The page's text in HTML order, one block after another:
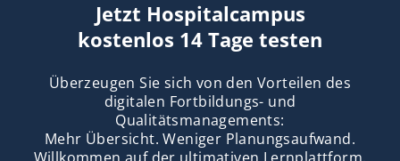
Jetzt Hospitalcampus
kostenlos 14 Tage testen
Überzeugen Sie sich von den Vorteilen des
digitalen Fortbildungs- und
Qualitätsmanagements:
Mehr Übersicht. Weniger Planungsaufwand.
Willkommen auf der ultimativen Lernplattform.